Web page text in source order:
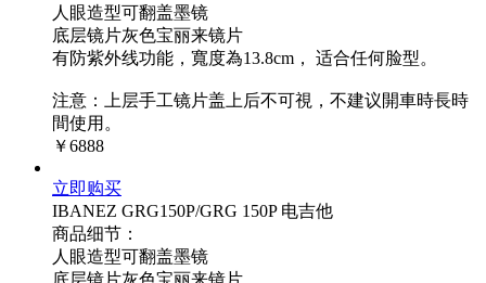
人眼造型可翻盖墨镜
底层镜片灰色宝丽来镜片
有防紫外线功能，寬度為13.8cm， 适合任何脸型。
注意：上层手工镜片盖上后不可視，不建议開車時長時
間使用。
￥6888
立即购买
IBANEZ GRG150P/GRG 150P 电吉他
商品细节：
人眼造型可翻盖墨镜
底层镜片灰色宝丽来镜片